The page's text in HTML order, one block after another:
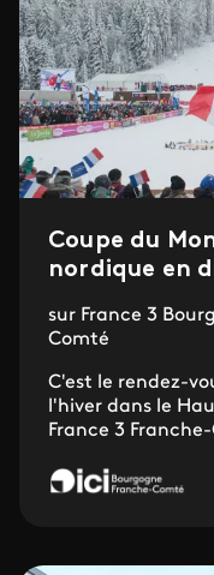
Coupe du
nordique en
sur France 3
Comté
C'est le rendez-
l'hiver dans le
France 3